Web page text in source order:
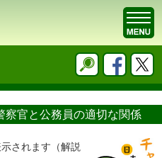
察官と公務員の適切な関係
されます（解説